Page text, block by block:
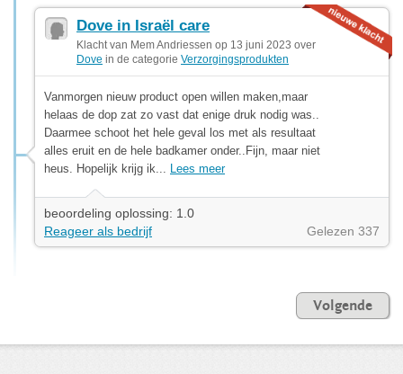
Dove in Israël care
Klacht van Mem Andriessen op 13 juni 2023 over
Dove in de categorie Verzorgingsprodukten
Vanmorgen nieuw product open willen maken,maar
helaas de dop zat zo vast dat enige druk nodig was..
Daarmee schoot het hele geval los met als resultaat
alles eruit en de hele badkamer onder..Fijn, maar niet
heus. Hopelijk krijg ik... Lees meer
beoordeling oplossing: 1.0
Reageer als bedrijf
Gelezen 337
Volgende